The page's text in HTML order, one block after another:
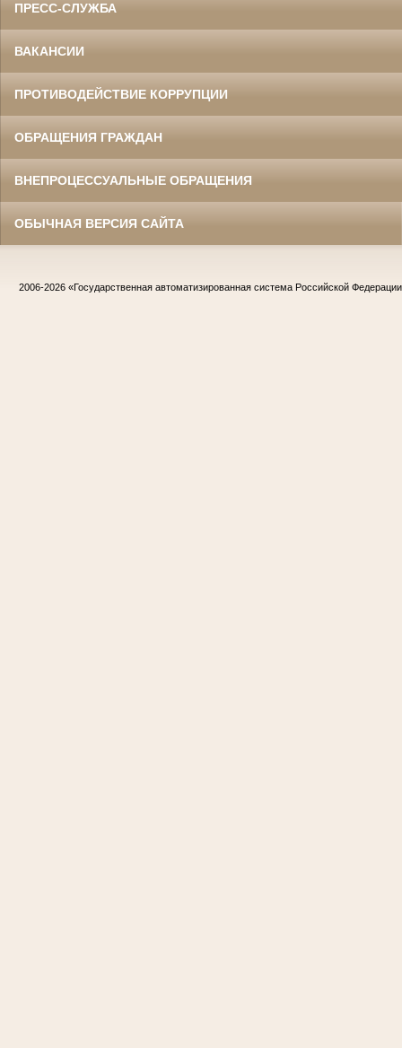
ПРЕСС-СЛУЖБА
ВАКАНСИИ
ПРОТИВОДЕЙСТВИЕ КОРРУПЦИИ
ОБРАЩЕНИЯ ГРАЖДАН
ВНЕПРОЦЕССУАЛЬНЫЕ ОБРАЩЕНИЯ
ОБЫЧНАЯ ВЕРСИЯ САЙТА
2006-2026 «Государственная автоматизированная система Российской